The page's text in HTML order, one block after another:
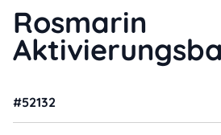
Rosmarin
#52132